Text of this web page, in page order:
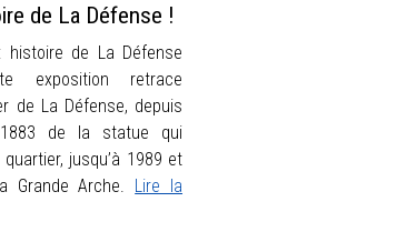
de La Défense !
de La Défense
exposition retrace
de La Défense, depuis
1883 de la statue qui
jusqu’à 1989 et
Grande Arche. Lire la